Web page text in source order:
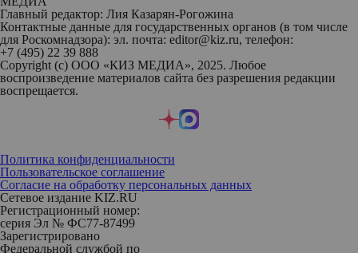
Главный редактор: Лия Казарян-Рогожина
Контактные данные для государственных органов (в том числе
для Роскомнадзора): эл. почта: editor@kiz.ru, телефон:
+7 (495) 22 39 888
Copyright (с) ООО «КИЗ МЕДИА», 2025. Любое
воспроизведение материалов сайта без разрешения редакции
воспрещается.
Политика конфиденциальности
Пользовательское соглашение
Согласие на обработку персональных данных
Сетевое издание KIZ.RU
Регистрационный номер:
серия Эл № ФС77-87499
Зарегистрировано
Федеральной службой по